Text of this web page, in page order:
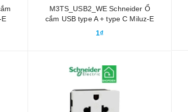
M3TS_USB2_WE Schneider Ổ
cắm USB type A + type C Miluz-E
1₫